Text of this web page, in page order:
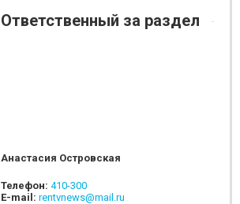
Ответственный за раздел
Анастасия Островская
Телефон: 410-300
E-mail: rentvnews@mail.ru